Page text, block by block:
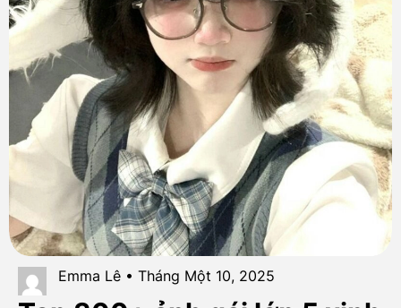
Emma Lê • Tháng Một 10, 2025